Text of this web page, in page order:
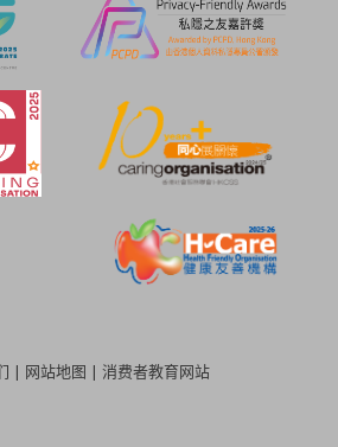
| 网站地图 | 消费者教育网站